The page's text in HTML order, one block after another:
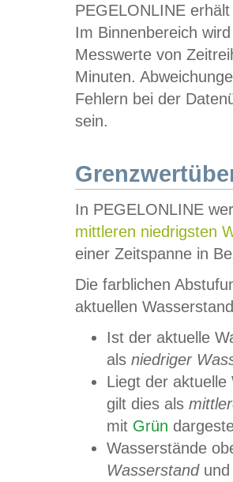
PEGELONLINE
Im Binnenbereich
Messwerte von
Minuten.
Fehlern bei der
sein.
In PEGELONLINE
mittleren niedrigsten
einer Zeitspanne in
Die farblichen
aktuellen
Ist der aktuelle
als niedriger
Liegt der
gilt dies als
mit Grün
Wasserstände
Wasserstandund